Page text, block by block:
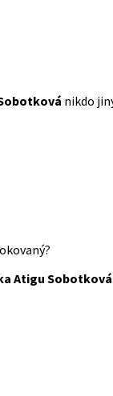
nikdo
Atigu Sobotková